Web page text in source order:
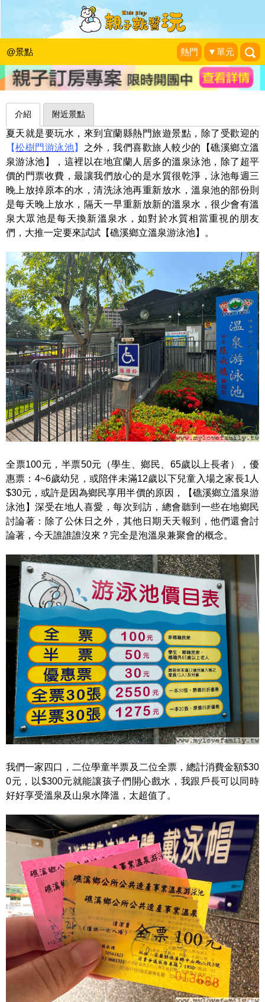
@景點 熱門 ▼單元
泳池×溫泉，冷沖熱泡一次滿足～宜蘭
礁溪鄉溫泉游泳池
my Love Family|2023-07-03
介紹 附近景點
夏天就是要玩水，來到宜蘭縣熱門旅遊景點，除了受歡迎的
【松樹門游泳池】 之外，我們喜歡旅人較少的【礁溪鄉立溫
泉游泳池】，這裡以在地宜蘭人居多的溫泉泳池，除了超平
價的門票收費，最讓我們放心的是水質很乾淨，泳池每週三
晚上放掉原本的水，清洗泳池再重新放水，溫泉池的部份則
是每天晚上放水，隔天一早重新放新的溫泉水，很少會有溫
泉大眾池是每天換新溫泉水，如對於水質相當重視的朋友
們，大推一定要來試試【礁溪鄉立溫泉游泳池】。
全票100元，半票50元（學生、鄉民、65歲以上長者），優
惠票：4~6歲幼兒，或陪伴未滿12歲以下兒童入場之家長1人
$30元，或許是因為鄉民享用半價的原因，【礁溪鄉立溫泉游
泳池】深受在地人喜愛，每次到訪，總會聽到一些在地鄉民
討論著：除了公休日之外，其他日期天天報到，他們還會討
論著，今天誰誰誰沒來？完全是泡溫泉兼聚會的概念。
我們一家四口，二位學童半票及二位全票，總計消費金額$30
0元，以$300元就能讓孩子們開心戲水，我跟戶長可以同時
好好享受溫泉及山泉水降溫，太超值了。